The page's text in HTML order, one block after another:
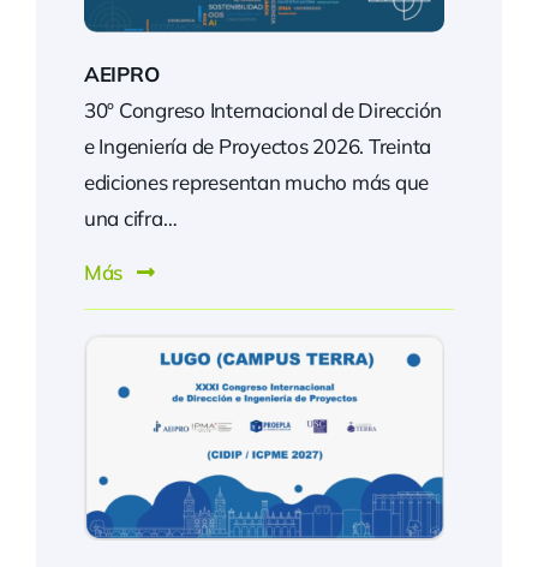
AEIPRO
30º Congreso Internacional de Dirección
e Ingeniería de Proyectos 2026. Treinta
ediciones representan mucho más que
una cifra…
Más